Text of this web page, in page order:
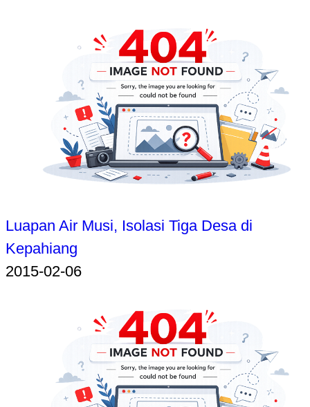
Luapan Air Musi, Isolasi Tiga Desa di
Kepahiang
2015-02-06